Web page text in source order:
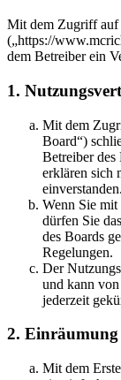
Mit dem Zugriff
(„https://
dem Betreiber ein
1.
Mit dem
Board“)
Betreiber des
erklären sich
einverstanden.
Wenn Sie mit
dürfen Sie
des Boards
Regelungen.
Der
und kann
jederzeit
2. Einräumung
Mit dem